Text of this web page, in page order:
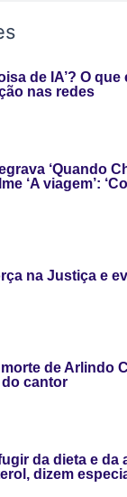
de IA’? O
nas redes
‘Quando
‘A viagem’:
na Justiça e
de Arlindo
cantor
da dieta e da
dizem